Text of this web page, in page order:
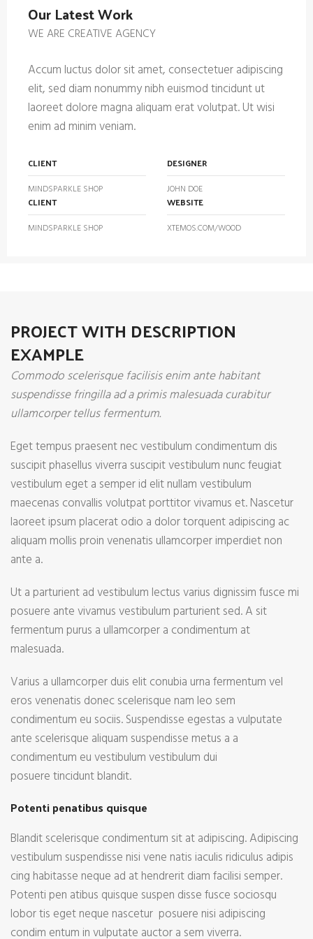
Our Latest Work
WE ARE CREATIVE AGENCY
Accum luctus dolor sit amet, consectetuer adipiscing
elit, sed diam nonummy nibh euismod tincidunt ut
laoreet dolore magna aliquam erat volutpat. Ut wisi
enim ad minim veniam.
CLIENT
MINDSPARKLE SHOP
DESIGNER
JOHN DOE
CLIENT
MINDSPARKLE SHOP
WEBSITE
XTEMOS.COM/WOOD
PROJECT WITH DESCRIPTION
EXAMPLE
Commodo scelerisque facilisis enim ante habitant
suspendisse fringilla ad a primis malesuada curabitur
ullamcorper tellus fermentum.
Eget tempus praesent nec vestibulum condimentum dis
suscipit phasellus viverra suscipit vestibulum nunc feugiat
vestibulum eget a semper id elit nullam vestibulum
maecenas convallis volutpat porttitor vivamus et. Nascetur
laoreet ipsum placerat odio a dolor torquent adipiscing ac
aliquam mollis proin venenatis ullamcorper imperdiet non
ante a.
Ut a parturient ad vestibulum lectus varius dignissim fusce mi
posuere ante vivamus vestibulum parturient sed. A sit
fermentum purus a ullamcorper a condimentum at
malesuada.
Varius a ullamcorper duis elit conubia urna fermentum vel
eros venenatis donec scelerisque nam leo sem
condimentum eu sociis. Suspendisse egestas a vulputate
ante scelerisque aliquam suspendisse metus a a
condimentum eu vestibulum vestibulum dui
posuere tincidunt blandit.
Potenti penatibus quisque
Blandit scelerisque condimentum sit at adipiscing. Adipiscing
vestibulum suspendisse nisi vene natis iaculis ridiculus adipis
cing habitasse neque ad at hendrerit diam facilisi semper.
Potenti pen atibus quisque suspen disse fusce sociosqu
lobor tis eget neque nascetur posuere nisi adipiscing
condim entum in vulputate auctor a sem viverra.